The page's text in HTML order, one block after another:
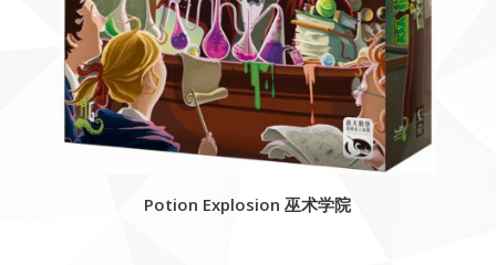
Potion Explosion 巫术学院